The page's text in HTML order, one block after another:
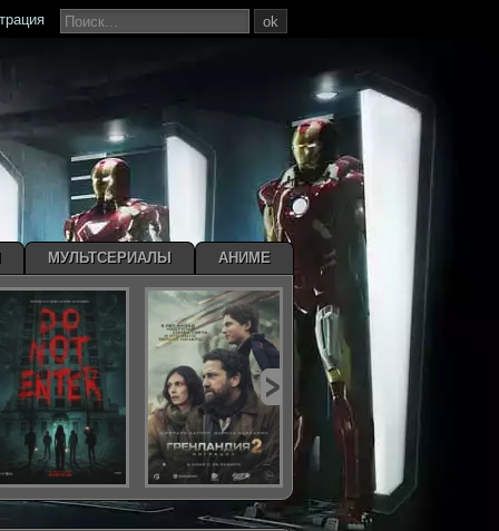
ok
МУЛЬТСЕРИАЛЫ АНИМЕ